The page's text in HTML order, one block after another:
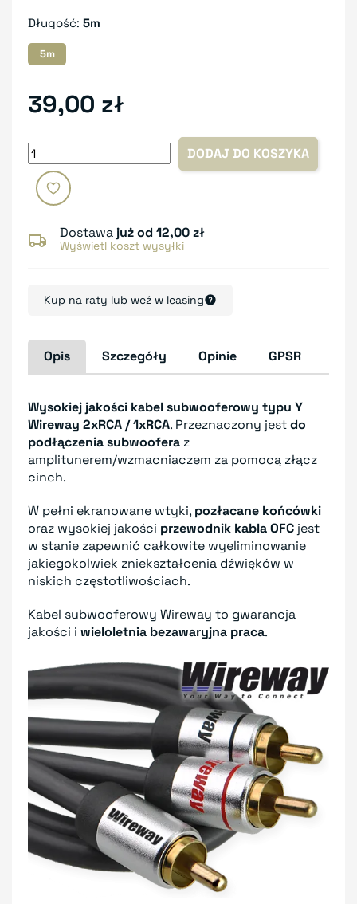
Długość: 5m
5m
39,00 zł
DODAJ DO KOSZYKA
Dostawa już od 12,00 zł
Wyświetl koszt wysyłki
Kup na raty lub weź w leasing
Opis Szczegóły Opinie GPSR
Wysokiej jakości kabel subwooferowy typu Y
Wireway 2xRCA / 1xRCA. Przeznaczony jestdo
podłączenia subwoofera z
amplitunerem/wzmacniaczem za pomocą złącz
cinch.
W pełni ekranowane wtyki, pozłacane końcówki
oraz wysokiej jakości przewodnik kabla OFC jest
w stanie zapewnić całkowite wyeliminowanie
jakiegokolwiek zniekształcenia dźwięków w
niskich częstotliwościach.
Kabel subwooferowy Wireway to gwarancja
jakości i wieloletnia bezawaryjna praca.